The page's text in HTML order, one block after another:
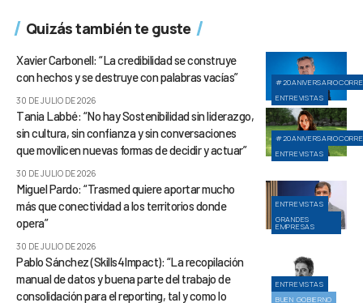
Quizás también te guste
ENTREVISTAS
Xavier Carbonell: “La credibilidad se construye
con hechos y se destruye con palabras vacías”
30 DE JULIO DE 2026
ENTREVISTAS
Tania Labbé: “No hay Sostenibilidad sin liderazgo,
sin cultura, sin confianza y sin conversaciones
que movilicen nuevas formas de decidir y actuar”
30 DE JULIO DE 2026
ENTREVISTAS
GRANDES
EMPRESAS
Miguel Pardo: “Trasmed quiere aportar mucho
más que conectividad a los territorios donde
opera”
30 DE JULIO DE 2026
ENTREVISTAS
BUEN GOBIERNO
Pablo Sánchez (Skills4Impact): “La recopilación
manual de datos y buena parte del trabajo de
consolidación para el reporting, tal y como lo